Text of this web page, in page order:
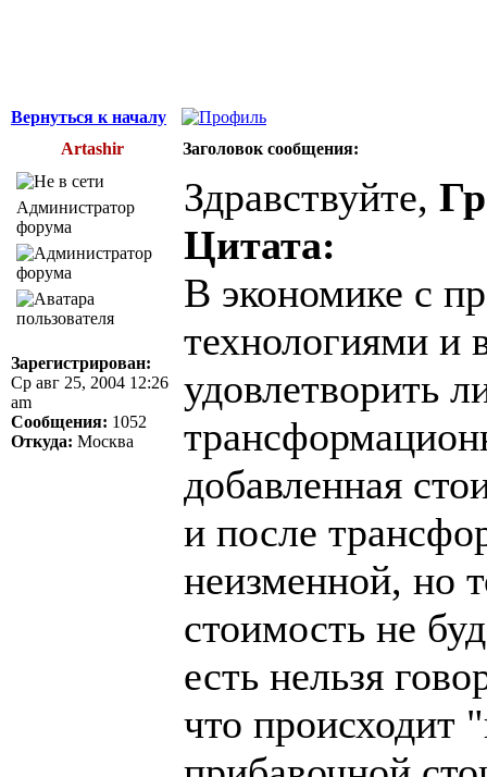
Вернуться к началу
Artashir
Заголовок сообщения:
Администратор
форума
Зарегистрирован:
Ср авг 25, 2004 12:26
am
Сообщения: 1052
Откуда: Москва
Здравствуйте,
Цитата:
В экономике с
технологиями
удовлетворить
добавленная
и после
неизменной, но
стоимость не
есть нельзя
что происходит